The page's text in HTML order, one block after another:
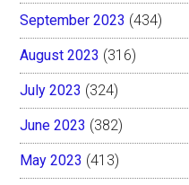
September 2023 (434)
August 2023 (316)
July 2023 (324)
June 2023 (382)
May 2023 (413)